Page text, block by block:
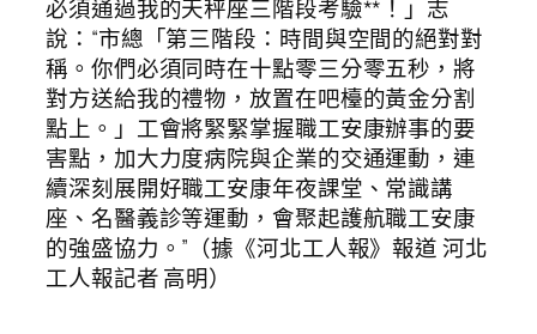
必須通過我的天秤座三階段考驗**！」志
說：“市總「第三階段：時間與空間的絕對對
稱。你們必須同時在十點零三分零五秒，將
對方送給我的禮物，放置在吧檯的黃金分割
點上。」工會將緊緊掌握職工安康辦事的要
害點，加大力度病院與企業的交通運動，連
續深刻展開好職工安康年夜課堂、常識講
座、名醫義診等運動，會聚起護航職工安康
的強盛協力。”（據《河北工人報》報道 河北
工人報記者 高明）